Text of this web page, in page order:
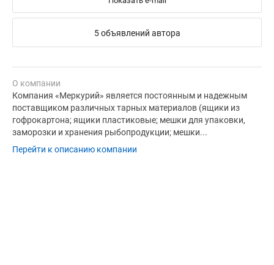
5 объявлений автора
О компании
Компания «Меркурий» является постоянным и надежным
поставщиком различных тарных материалов (ящики из
гофрокартона; ящики пластиковые; мешки для упаковки,
заморозки и хранения рыбопродукции; мешки...
Перейти к описанию компании